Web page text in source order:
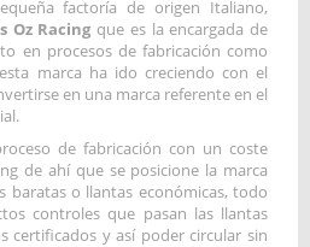
factoría de origen Italiano,
Oz Racing que es la encargada de
en procesos de fabricación como
marca ha ido creciendo con el
en una marca referente en el
de fabricación con un coste
de ahí que se posicione la marca
baratas o llantas económicas, todo
controles que pasan las llantas
certificados y así poder circular sin